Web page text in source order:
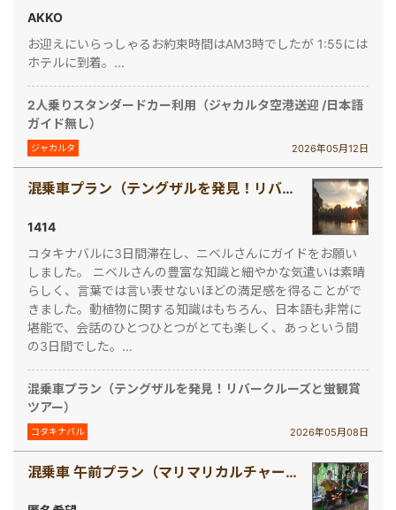
AKKO
お迎えにいらっしゃるお約束時間はAM3時でしたが 1:55には
ホテルに到着。...
2人乗りスタンダードカー利用（ジャカルタ空港送迎 /日本語
ガイド無し）
ジャカルタ 2026年05月12日
混乗車プラン（テングザルを発見！リバークルーズと蛍観賞ツアー）
1414
コタキナバルに3日間滞在し、ニベルさんにガイドをお願い
しました。 ニベルさんの豊富な知識と細やかな気遣いは素晴
らしく、言葉では言い表せないほどの満足感を得ることがで
きました。動植物に関する知識はもちろん、日本語も非常に
堪能で、会話のひとつひとつがとても楽しく、あっという間
の3日間でした。...
混乗車プラン（テングザルを発見！リバークルーズと蛍観賞
ツアー）
コタキナバル 2026年05月08日
混乗車 午前プラン（マリマリカルチャービレッジ）